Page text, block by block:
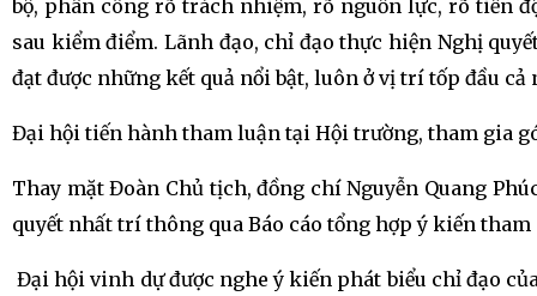
bộ, phân công rõ trách nhiệm, rõ nguồn lực, rõ tiến
sau kiểm điểm. Lãnh đạo, chỉ đạo thực hiện Nghị
đạt được những kết quả nổi bật, luôn ở vị trí tốp đầu cả
Đại hội tiến hành tham luận tại Hội trường, tham gia
Thay mặt Đoàn Chủ tịch, đồng chí Nguyễn Quang
quyết nhất trí thông qua Báo cáo tổng hợp ý kiến
Đại hội vinh dự được nghe ý kiến phát biểu chỉ đạo